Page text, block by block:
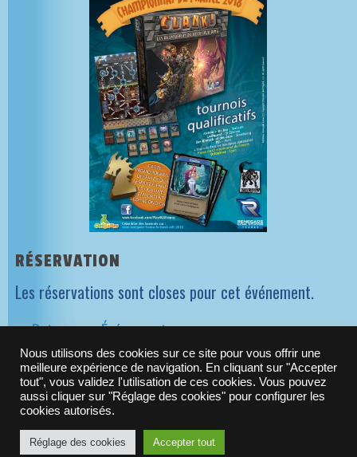
RÉSERVATION
Les réservations sont closes pour cet événement.
>> Retour aux Événements
NEWSLETTER ORIGAMES
Nous utilisons des cookies sur ce site pour vous offrir une
meilleure expérience de navigation. En cliquant sur "Accepter
tout", vous validez l'utilisation de ces cookies. Vous pouvez
aussi cliquer sur "Réglage des cookies" pour configurer les
cookies autorisés.
Réglage des cookies Accepter tout